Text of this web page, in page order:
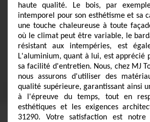
haute qualité. Le bois, par
intemporel pour son esthétisme et sa
une touche chaleureuse à toute
où le climat peut être variable, le
résistant aux intempéries, est
L'aluminium, quant à lui, est apprécié
sa facilité d'entretien. Nous, chez MJ
nous assurons d'utiliser des
qualité supérieure, garantissant ainsi
à l'épreuve du temps, tout en
esthétiques et les exigences
31290. Votre satisfaction est